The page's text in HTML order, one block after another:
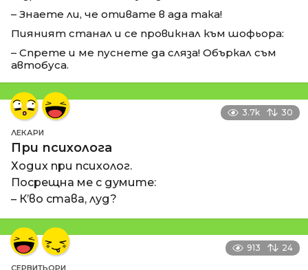
– Знаете ли, че отивате в ада така!
Пияният станал и се провикнал към шофьора:
– Спрете и ме пуснете да сляза! Объркал съм
автобуса.
3.7k 30
ЛЕКАРИ
При психолога
Ходих при психолог.
Посрещна ме с думите:
– К’во става, луд?
913 24
СЕРВИТЬОРИ